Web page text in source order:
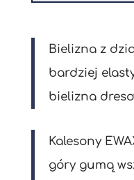
Bielizna z
bardziej
bielizna
Kalesony
góry gumą